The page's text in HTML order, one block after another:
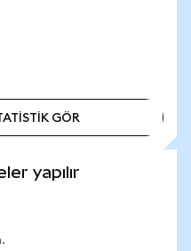
GÖR
yapılır